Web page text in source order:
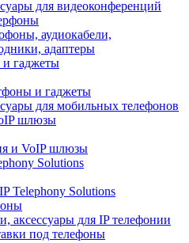
для видеоконференций
аудиокабели,
адаптеры
гаджеты
и гаджеты
для мобильных телефонов
шлюзы
и VoIP шлюзы
Solutions
Telephony Solutions
аксессуары для IP телефонии
под телефоны